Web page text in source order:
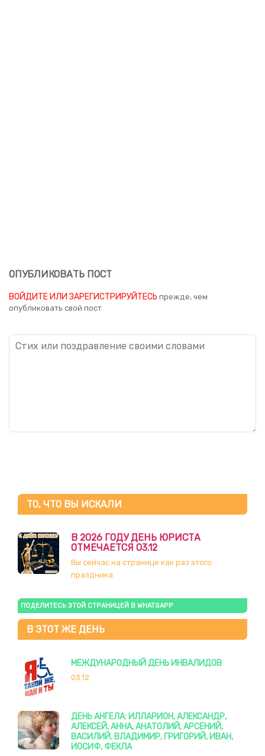
ОПУБЛИКОВАТЬ ПОСТ
ВОЙДИТЕ ИЛИ ЗАРЕГИСТРИРУЙТЕСЬ прежде, чем
опубликовать свой пост
ТО, ЧТО ВЫ ИСКАЛИ
В 2026 ГОДУ ДЕНЬ ЮРИСТА
ОТМЕЧАЕТСЯ 03.12
Вы сейчас на странице как раз этого
праздника
ПОДЕЛИТЕСЬ ЭТОЙ СТРАНИЦЕЙ В WHATSAPP
В ЭТОТ ЖЕ ДЕНЬ
МЕЖДУНАРОДНЫЙ ДЕНЬ ИНВАЛИДОВ
03.12
ДЕНЬ АНГЕЛА: ИЛЛАРИОН, АЛЕКСАНДР,
АЛЕКСЕЙ, АННА, АНАТОЛИЙ, АРСЕНИЙ,
ВАСИЛИЙ, ВЛАДИМИР, ГРИГОРИЙ, ИВАН,
ИОСИФ, ФЕКЛА